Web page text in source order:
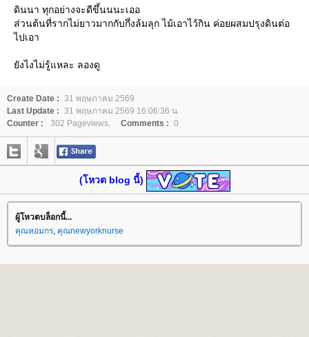
ดินนา ทุกอย่างจะดีขึ้นนนะเออ
ส่วนต้นที่รากไม่ยาวมากกับกึ่งล้มลุก ไม้เอาไว้กิน ค่อยผสมปรุงดินต่อ
ไปเอา
ังไงไม่รู้แหละ ลองดู
Create Date : 31 พฤษภาคม 2569
Last Update : 31 พฤษภาคม 2569 16:06:36 น.
Counter :
302 Pageviews. Comments : 0
(โหวต blog นี้)
ผู้โหวตบล็อกนี้...
คุณหอมกร, คุณnewyorknurse